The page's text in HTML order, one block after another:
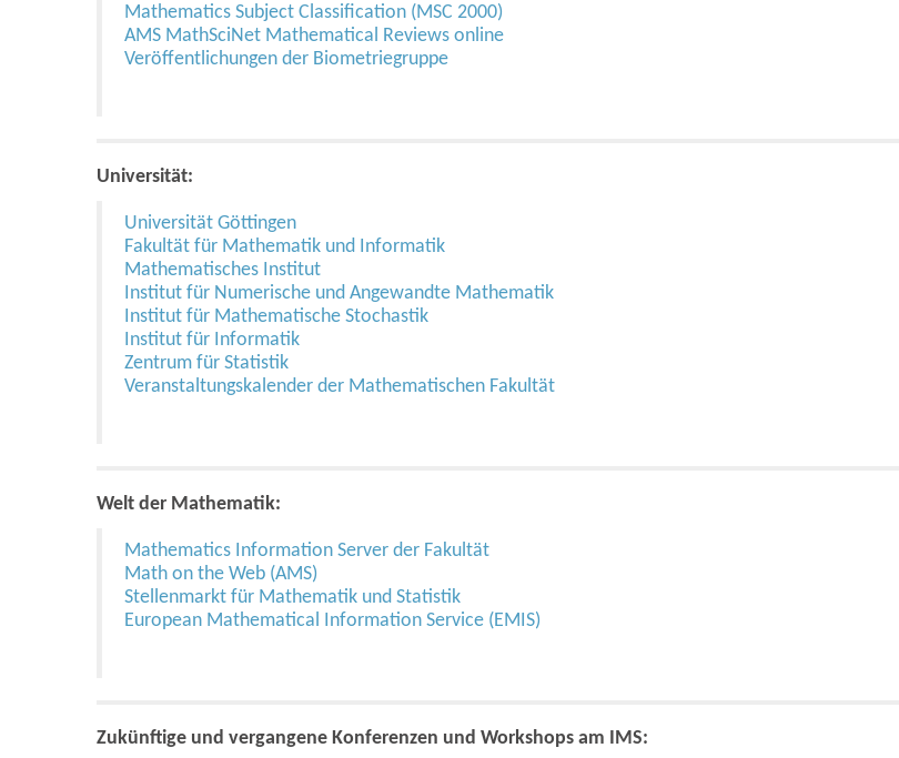
Mathematics Subject Classification (MSC 2000)
AMS MathSciNet Mathematical Reviews online
Veröffentlichungen der Biometriegruppe
Universität:
Universität Göttingen
Fakultät für Mathematik und Informatik
Mathematisches Institut
Institut für Numerische und Angewandte Mathematik
Institut für Mathematische Stochastik
Institut für Informatik
Zentrum für Statistik
Veranstaltungskalender der Mathematischen Fakultät
Welt der Mathematik:
Mathematics Information Server der Fakultät
Math on the Web (AMS)
Stellenmarkt für Mathematik und Statistik
European Mathematical Information Service (EMIS)
Zukünftige und vergangene Konferenzen und Workshops am IMS: